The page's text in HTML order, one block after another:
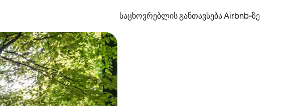
საცხოვრებლის განთავსება Airbnb‑ზე